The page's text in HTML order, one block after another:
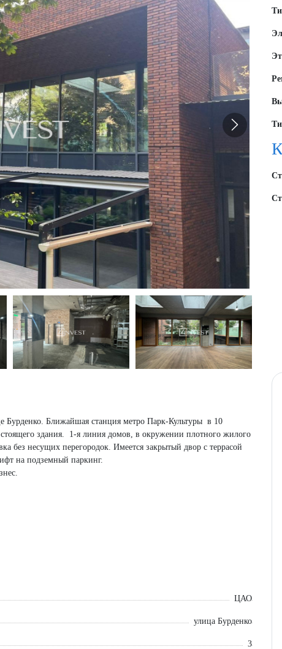
Ближайшая станция метро Парк-Культуры в 10
здания. 1-я линия домов, в окружении плотного жилого
без несущих перегородок. Имеется закрытый двор с террасой
на подземный паркинг.
ЦАО
улица Бурденко
3